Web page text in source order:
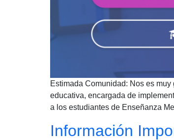
Estimada Comunidad: Nos es
educativa, encargada de
a los estudiantes de Enseñanza
Información